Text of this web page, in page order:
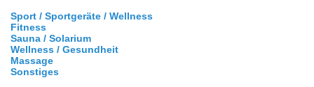
Sport / Sportgeräte / Wellness
Fitness
Sauna / Solarium
Wellness / Gesundheit
Massage
Sonstiges